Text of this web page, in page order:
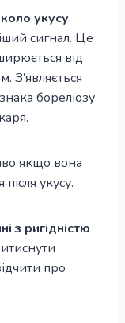
укусу
сигнал. Це
від
З’являється
бореліозу
якщо вона
укусу.
з ригідністю
про